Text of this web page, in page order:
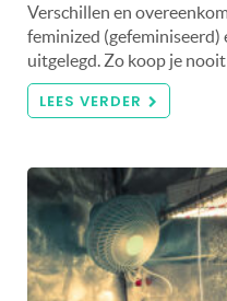
Verschillen en
feminized
uitgelegd. Zo koop je
LEES VERDER